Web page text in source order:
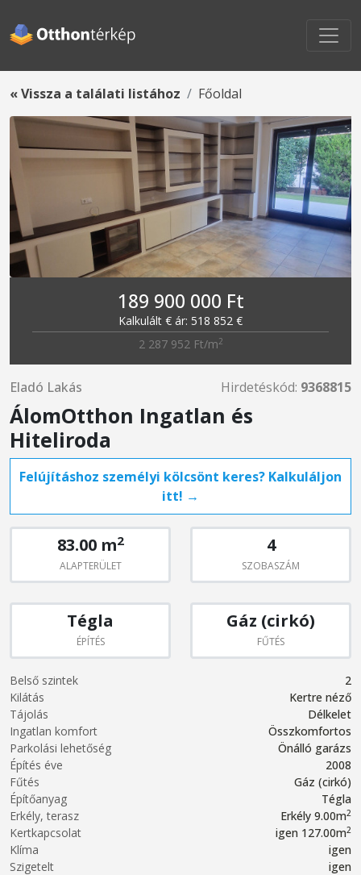
« Vissza a találati listához Főoldal
189 900 000 Ft
Kalkulált € ár: 518 852 €
2 287 952 Ft/m2
Eladó Lakás Hirdetéskód: 9368815
ÁlomOtthon Ingatlan és
Hiteliroda
Felújításhoz személyi kölcsönt keres? Kalkuláljon
itt! →
83.00 m2
ALAPTERÜLET
4
SZOBASZÁM
Tégla
ÉPÍTÉS
Gáz (cirkó)
FŰTÉS
Belső szintek
2
Kilátás
Kertre néző
Tájolás
Délkelet
Ingatlan komfort
Összkomfortos
Parkolási lehetőség
Önálló garázs
Építés éve
2008
Fűtés
Gáz (cirkó)
Építőanyag
Tégla
Erkély, terasz
Erkély 9.00m2
Kertkapcsolat igen 127.00m2
Klíma
igen
Szigetelt
igen